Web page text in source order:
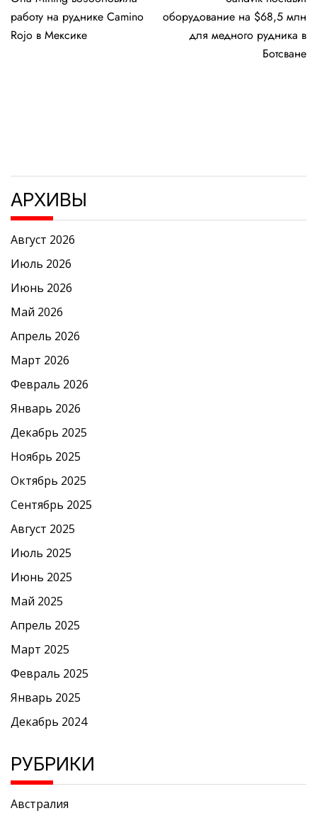
по
записям
работу на руднике Camino
Rojo в Мексике
оборудование на $68,5 млн
для медного рудника в
Ботсване
АРХИВЫ
Август 2026
Июль 2026
Июнь 2026
Май 2026
Апрель 2026
Март 2026
Февраль 2026
Январь 2026
Декабрь 2025
Ноябрь 2025
Октябрь 2025
Сентябрь 2025
Август 2025
Июль 2025
Июнь 2025
Май 2025
Апрель 2025
Март 2025
Февраль 2025
Январь 2025
Декабрь 2024
РУБРИКИ
Австралия